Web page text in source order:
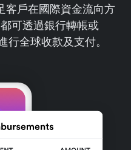
客戶在國際資金流向方
可透過銀行轉帳或
全球收款及支付。